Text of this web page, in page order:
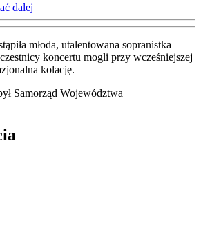
dalej
młoda, utalentowana sopranistka
koncertu mogli przy wcześniejszej
kolację.
Samorząd Województwa